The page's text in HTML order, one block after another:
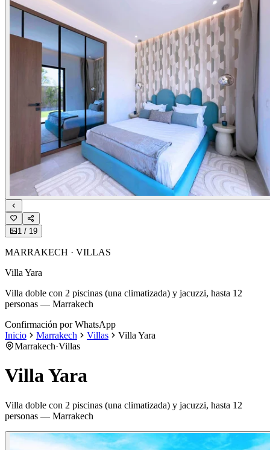
1 / 19
MARRAKECH · VILLAS
Villa Yara
Villa doble con 2 piscinas (una climatizada) y jacuzzi, hasta 12
personas — Marrakech
Confirmación por WhatsApp
Inicio
Marrakech Villas
Villa Yara
Marrakech·Villas
Villa Yara
Villa doble con 2 piscinas (una climatizada) y jacuzzi, hasta 12
personas — Marrakech